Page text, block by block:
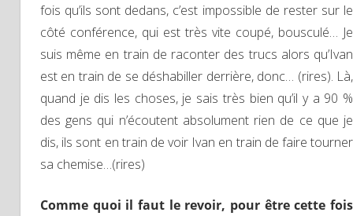
fois qu’ils sont dedans, c’est impossible de rester sur le
côté conférence, qui est très vite coupé, bousculé… Je
suis même en train de raconter des trucs alors qu’Ivan
est en train de se déshabiller derrière, donc… (rires). Là,
quand je dis les choses, je sais très bien qu’il y a 90 %
des gens qui n’écoutent absolument rien de ce que je
dis, ils sont en train de voir Ivan en train de faire tourner
sa chemise…(rires)
Comme quoi il faut le revoir, pour être cette fois